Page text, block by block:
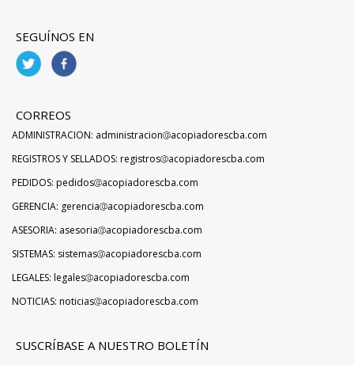
SEGUÍNOS EN
CORREOS
ADMINISTRACION: administracion
acopiadorescba.com
REGISTROS Y SELLADOS: registros
acopiadorescba.com
PEDIDOS: pedidos
acopiadorescba.com
GERENCIA: gerencia
acopiadorescba.com
ASESORIA: asesoria
acopiadorescba.com
SISTEMAS: sistemas
acopiadorescba.com
LEGALES: legales
acopiadorescba.com
NOTICIAS: noticias
acopiadorescba.com
SUSCRÍBASE A NUESTRO BOLETÍN